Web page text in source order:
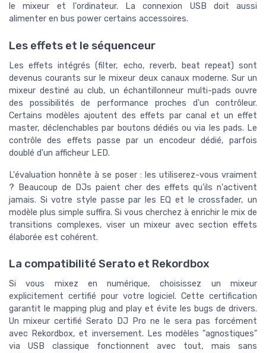
le mixeur et l'ordinateur. La connexion USB doit aussi
alimenter en bus power certains accessoires.
Les effets et le séquenceur
Les effets intégrés (filter, echo, reverb, beat repeat) sont
devenus courants sur le mixeur deux canaux moderne. Sur un
mixeur destiné au club, un échantillonneur multi-pads ouvre
des possibilités de performance proches d'un contrôleur.
Certains modèles ajoutent des effets par canal et un effet
master, déclenchables par boutons dédiés ou via les pads. Le
contrôle des effets passe par un encodeur dédié, parfois
doublé d'un afficheur LED.
L'évaluation honnête à se poser : les utiliserez-vous vraiment
? Beaucoup de DJs paient cher des effets qu'ils n'activent
jamais. Si votre style passe par les EQ et le crossfader, un
modèle plus simple suffira. Si vous cherchez à enrichir le mix de
transitions complexes, viser un mixeur avec section effets
élaborée est cohérent.
La compatibilité Serato et Rekordbox
Si vous mixez en numérique, choisissez un mixeur
explicitement certifié pour votre logiciel. Cette certification
garantit le mapping plug and play et évite les bugs de drivers.
Un mixeur certifié Serato DJ Pro ne le sera pas forcément
avec Rekordbox, et inversement. Les modèles "agnostiques"
via USB classique fonctionnent avec tout, mais sans